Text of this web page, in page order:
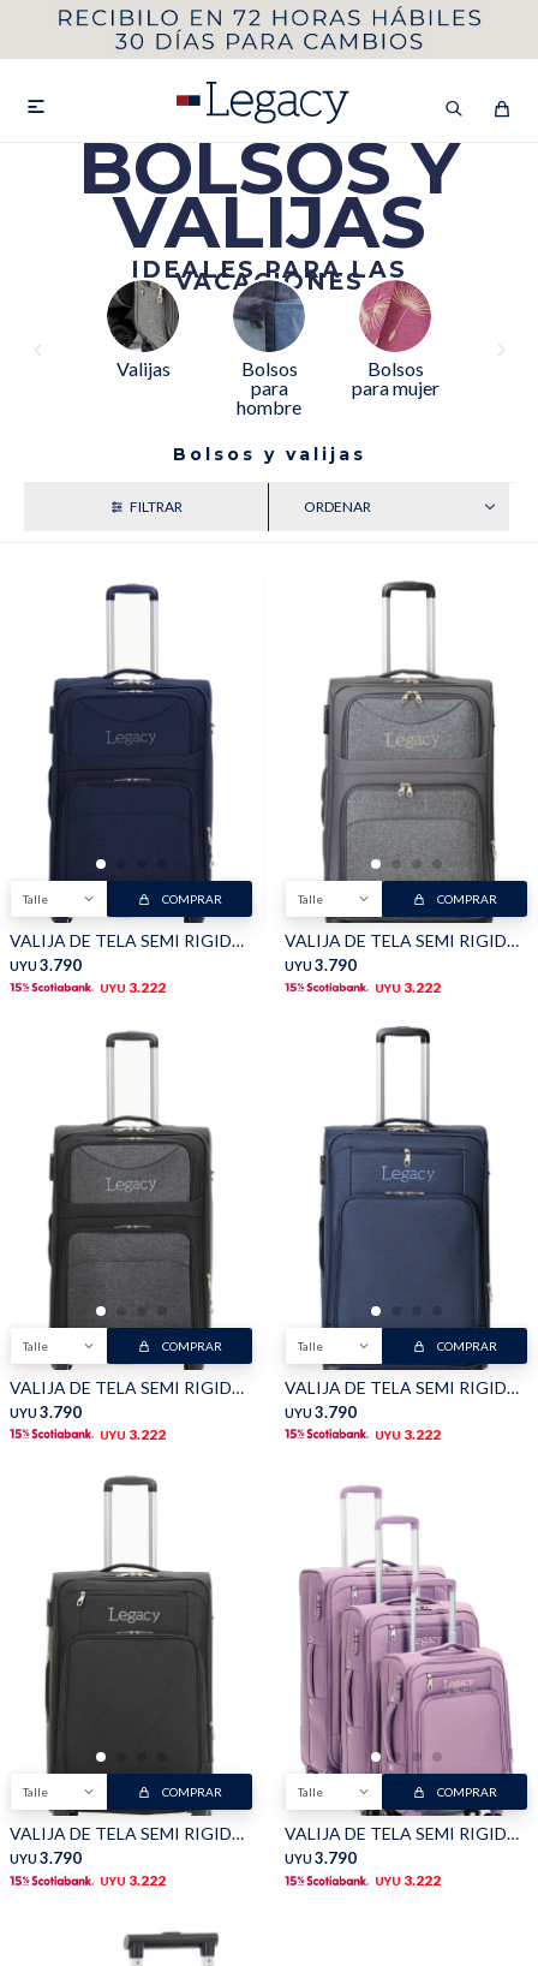

BOLSOS Y
VALIJAS
IDEALES PARA LAS
VACACIONES
Valijas
Bolsos
para
hombre
Bolsos
para mujer
Bolsos y valijas
Talle COMPRAR
VALIJA DE TELA SEMI RIGIDA - Azul
UYU 3.790
UYU 3.222
Talle COMPRAR
VALIJA DE TELA SEMI RIGIDA - Gris
UYU 3.790
UYU 3.222
Talle COMPRAR
VALIJA DE TELA SEMI RIGIDA - Negro
UYU 3.790
UYU 3.222
Talle COMPRAR
VALIJA DE TELA SEMI RIGIDA - Azul
UYU 3.790
UYU 3.222
Talle COMPRAR
VALIJA DE TELA SEMI RIGIDA - Negro
UYU 3.790
UYU 3.222
Talle COMPRAR
VALIJA DE TELA SEMI RIGIDA - Rosada
UYU 3.790
UYU 3.222
MI CUENTA
VER COLECCIÓN DE HOMBRE
HASTA 40%OFF SEGUNDA 50%
Camperas Chalecos
Canguros Jeans
Shorts Trajes
Sacos
Bolsos y valijas Accesorios
TALLES GRANDES Uniformes empresariales
Quiero ser parte Canjear mis puntos
Juntá puntos Friends